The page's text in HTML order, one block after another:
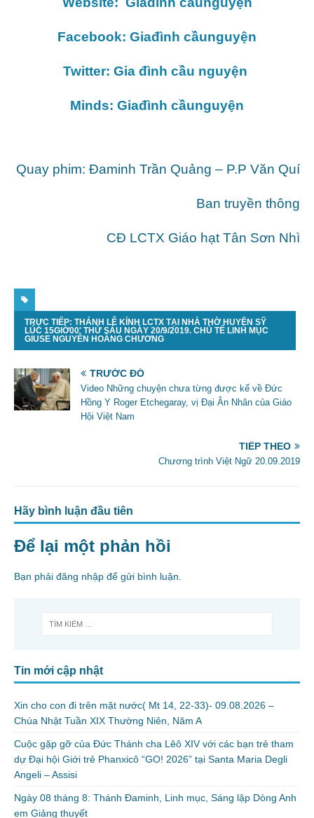
Facebook: Giađình cầunguyện
Twitter: Gia đình cầu nguyện
Minds: Giađình cầunguyện
Quay phim: Đaminh Trần Quảng – P.P Văn Quí
Ban truyền thông
CĐ LCTX Giáo hạt Tân Sơn Nhì
TRỰC TIẾP: THÁNH LỄ KÍNH LCTX TẠI NHÀ THỜ HUYỆN SỸ
LÚC 15GIỜ00' THỨ SÁU NGÀY 20/9/2019. CHỦ TẾ LINH MỤC
GIUSE NGUYỄN HOÀNG CHƯƠNG
TRƯỚC ĐÓ
Video Những chuyện chưa từng được kể về Đức
Hồng Y Roger Etchegaray, vị Đại Ân Nhân của Giáo
Hội Việt Nam
TIẾP THEO
Chương trình Việt Ngữ 20.09.2019
Hãy bình luận đầu tiên
Để lại một phản hồi
Bạn phải đăng nhập để gửi bình luận.
Tin mới cập nhật
Xin cho con đi trên mặt nước( Mt 14, 22-33)- 09.08.2026 –
Chúa Nhật Tuần XIX Thường Niên, Năm A
Cuộc gặp gỡ của Đức Thánh cha Lêô XIV với các bạn trẻ tham
dự Đại hội Giới trẻ Phanxicô “GO! 2026” tại Santa Maria Degli
Angeli – Assisi
Ngày 08 tháng 8: Thánh Đaminh, Linh mục, Sáng lập Dòng Anh
em Giảng thuyết